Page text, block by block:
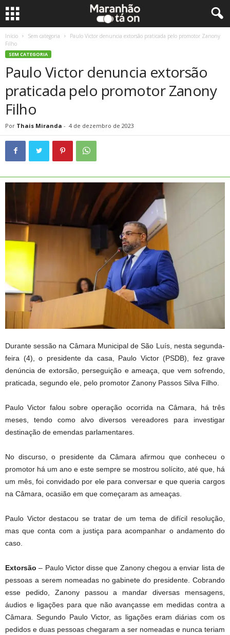
Início Sem categoria
Paulo Victor denuncia extorsão praticada pelo promotor Zanony
Filho
SEM CATEGORIA
Paulo Victor denuncia extorsão
praticada pelo promotor Zanony
Filho
Por Thais Miranda - 4 de dezembro de 2023
Durante sessão na Câmara Municipal de São Luís, nesta segunda-
feira (4), o presidente da casa, Paulo Victor (PSDB), fez grave
denúncia de extorsão, perseguição e ameaça, que vem sofrendo,
praticada, segundo ele, pelo promotor Zanony Passos Silva Filho.
Paulo Victor falou sobre operação ocorrida na Câmara, há três
meses, tendo como alvo diversos vereadores para investigar
destinação de emendas parlamentares.
No discurso, o presidente da Câmara afirmou que conheceu o
promotor há um ano e este sempre se mostrou solícito, até que, há
um mês, foi convidado por ele para conversar e que queria cargos
na Câmara, ocasião em que começaram as ameaças.
Paulo Victor destacou se tratar de um tema de difícil resolução,
mas que conta com a justiça para acompanhar o andamento do
caso.
Extorsão – Paulo Victor disse que Zanony chegou a enviar lista de
pessoas a serem nomeadas no gabinete do presidente. Cobrando
esse pedido, Zanony passou a mandar diversas mensagens,
áudios e ligações para que não avançasse em medidas contra a
Câmara. Segundo Paulo Victor, as ligações eram diárias com os
pedidos e duas pessoas chegaram a ser nomeadas e nunca teriam